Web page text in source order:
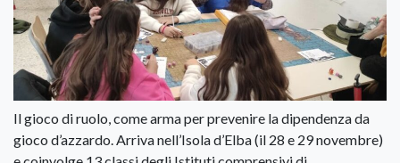
Il gioco di ruolo, come arma per prevenire la dipendenza da
gioco d’azzardo. Arriva nell’Isola d’Elba (il 28 e 29 novembre)